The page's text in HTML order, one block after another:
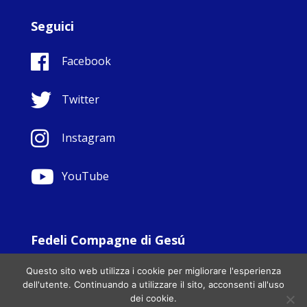
Seguici
Facebook
Twitter
Instagram
YouTube
Fedeli Compagne di Gesú
All Rights Reserved. - Website development byTotally|
Charity Web Design
Questo sito web utilizza i cookie per migliorare l'esperienza
dell'utente. Continuando a utilizzare il sito, acconsenti all'uso
dei cookie.